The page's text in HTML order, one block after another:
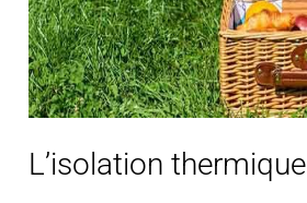
L’isolation thermique